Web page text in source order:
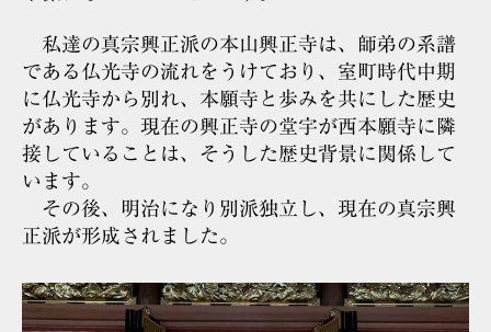
私達の真宗興正派の本山興正寺は、師弟の系譜
である仏光寺の流れをうけており、室町時代中期
に仏光寺から別れ、本願寺と歩みを共にした歴史
があります。現在の興正寺の堂宇が西本願寺に隣
接していることは、そうした歴史背景に関係して
います。
その後、明治になり別派独立し、現在の真宗興
正派が形成されました。